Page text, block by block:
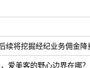
续将挖掘经纪业务佣金降
爱美客的野心边界在哪？